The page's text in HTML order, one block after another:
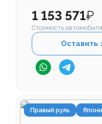
1 153 571₽
Стоимость автомобиля
Оставить
Правый руль